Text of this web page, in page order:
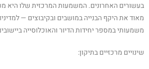
בעשורים האחרונים. המשמעות המרכזית שלו היא
מאוד את היקף הבנייה במושבים ובקיבוצים —
משמעותי במספר יחידות הדיור והאוכלוסייה
שינויים מרכזיים בתיקון: